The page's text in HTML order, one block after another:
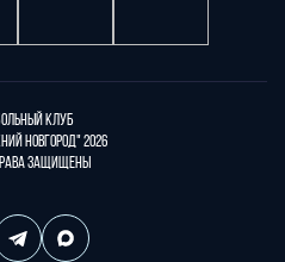
клуб
Новгород" 2026
защищены